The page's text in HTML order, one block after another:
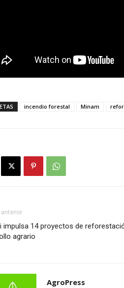
incendio forestal Minam
impulsa 14 proyectos de
agrario
AgroPress